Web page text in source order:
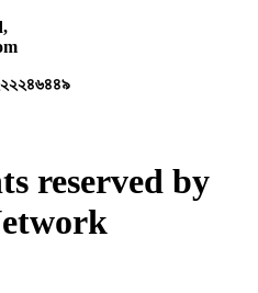
reserved by